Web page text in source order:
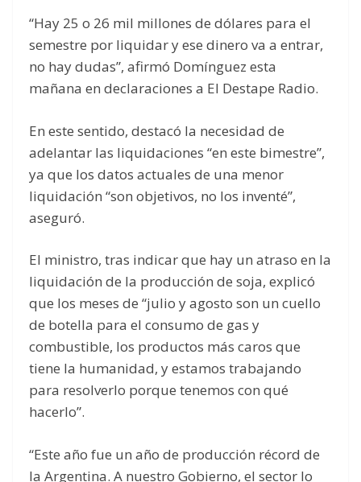
“Hay 25 o 26 mil millones de dólares para el
semestre por liquidar y ese dinero va a entrar,
no hay dudas”, afirmó Domínguez esta
mañana en declaraciones a El Destape Radio.
En este sentido, destacó la necesidad de
adelantar las liquidaciones “en este bimestre”,
ya que los datos actuales de una menor
liquidación “son objetivos, no los inventé”,
aseguró.
El ministro, tras indicar que hay un atraso en la
liquidación de la producción de soja, explicó
que los meses de “julio y agosto son un cuello
de botella para el consumo de gas y
combustible, los productos más caros que
tiene la humanidad, y estamos trabajando
para resolverlo porque tenemos con qué
hacerlo”.
“Este año fue un año de producción récord de
la Argentina. A nuestro Gobierno, el sector lo